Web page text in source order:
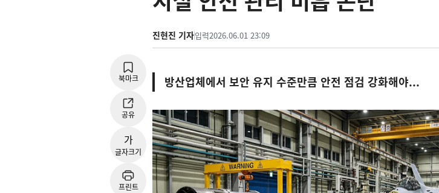
진현진 기자입력2026.06.01 23:09
북마크
공유
가
글자크기
프린트
방산업체에서 보안 유지 수준만큼 안전 점검 강화해야...